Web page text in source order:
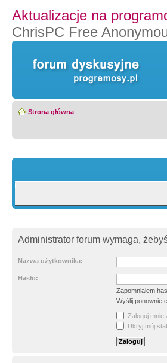
Aktualizacje na
ChrisPC Free
Strona główna
Administrator forum wymaga,
Nazwa użytkownika:
Hasło:
Zapomniałem
Wyślij ponownie
Zaloguj
Ukryj mój